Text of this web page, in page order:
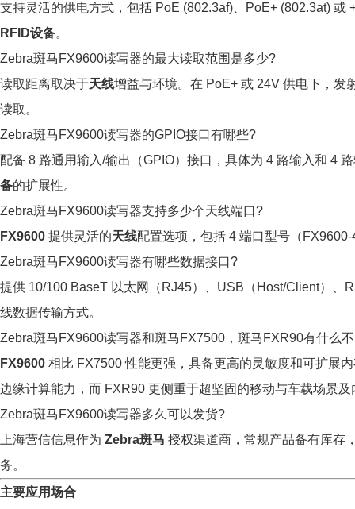
支持灵活的供电方式，包括 PoE (802.3af)、PoE+ (802.3at)
RFID设备。
Zebra斑马FX9600读写器的最大读取范围是多少?
读取距离取决于天线增益与环境。在 PoE+ 或 24V 供电下，发
读取。
Zebra斑马FX9600读写器的GPIO接口有哪些?
配备 8 路通用输入/输出（GPIO）接口，具体为 4 路输入和 4
备的扩展性。
Zebra斑马FX9600读写器支持多少个天线端口?
FX9600 提供灵活的天线配置选项，包括 4 端口型号（
Zebra斑马FX9600读写器有哪些数据接口?
提供 10/100 BaseT 以太网（RJ45）、USB（Host/Client）、
线数据传输方式。
Zebra斑马FX9600读写器和斑马FX7500，斑马FXR90有什么
FX9600 相比 FX7500 性能更强，具备更高的灵敏度和可扩展
边缘计算能力，而 FXR90 更侧重于超坚固的移动与车载场景
Zebra斑马FX9600读写器多久可以发货?
上海营信信息作为 Zebra斑马 授权渠道商，常规产品备有库存
务。
主要应用场合